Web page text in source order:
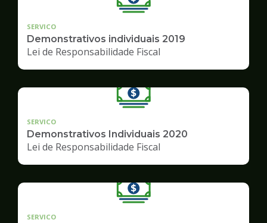
SERVICO
Demonstrativos individuais 2019
Lei de Responsabilidade Fiscal
SERVICO
Demonstrativos Individuais 2020
Lei de Responsabilidade Fiscal
SERVICO